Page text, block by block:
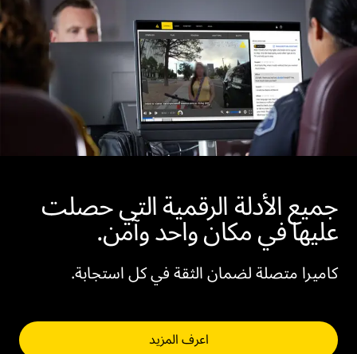
جميع الأدلة الرقمية التي حصلت
عليها في مكان واحد وآمن.
كاميرا متصلة لضمان الثقة في كل استجابة.
اعرف المزيد